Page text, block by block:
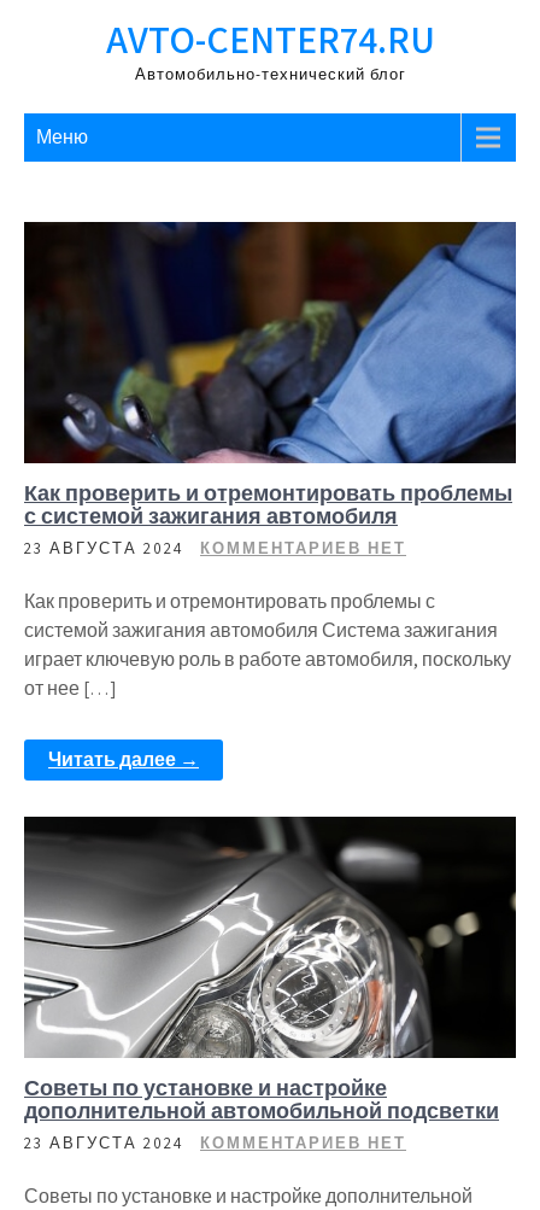
AVTO-CENTER74.RU
Автомобильно-технический блог
Меню
Как проверить и отремонтировать проблемы
с системой зажигания автомобиля
23 АВГУСТА 2024 КОММЕНТАРИЕВ НЕТ
Как проверить и отремонтировать проблемы с
системой зажигания автомобиля Система зажигания
играет ключевую роль в работе автомобиля, поскольку
от нее […]
Читать далее →
Советы по установке и настройке
дополнительной автомобильной подсветки
23 АВГУСТА 2024 КОММЕНТАРИЕВ НЕТ
Советы по установке и настройке дополнительной